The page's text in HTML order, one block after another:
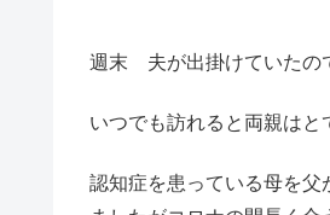
週末 夫が出掛けていたの
いつでも訪れると両親は
認知症を患っている母を父